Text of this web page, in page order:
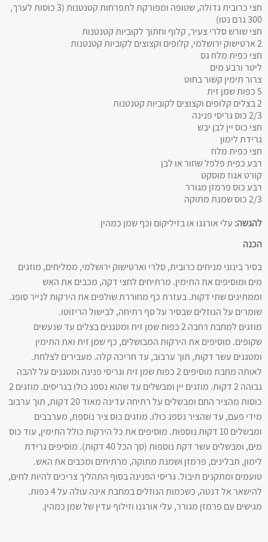
חצי כרובית גדולה, שטופה ומפורקת לתפרחות קטנטנות (3 כוסות לערך,
300 גרם נטו)
חצי שורש סלרי צעיר, קלוף וחתוך לקוביות קטנטנות
2 ארטישוק ירושלמי, קלופים וקצוצים לקוביות קטנטנות
חצי כפית מלח גס
ליטר ורבע מים
צרור תימין קשור בחוט
5 כפות שמן זית
2 בצלים קלופים וקצוצים לקוביות קטנטנות
2/3 כוס גריסי פנינה
חצי כוס יין לבן יבש
גרידת לימון
חצי כפית מלח
רבע כפית פלפל שחור או לבן
קורט אגוז מוסקט
רבע כוס פרמזן מגורר
2/3 כוס שמנת מתוקה
להגשה: עלי אורגנו או בזיליקום וכף שמן כמהין
הכנה
בסיר בינוני מניחים כרובית, סלרי וארטישוק ירושלמי, ממליחים, מוזגים
מים ומוסיפים את התימין. מרתיחים לחצי דקה, מכבים את האש
וממתינים שתי דקות. בעזרת כף מחוררת שולפים את הירקות לנייר סופג.
שומרים על הנוזלים שבסיר על סף רתיחה, לבישול הריזוטו.
מוזגים למחבת רחבה 2 כפות שמן זית ומטגנים בצלים עד שנעשים
שקופים. מוסיפים את הירקות המבושלים, כף שמן זית ואת התימין
ומטגנים עשר דקות, תוך ערבוב, עד חריכה קלה. מעבירים לצלחת.
לאותה מחבת מוסיפים 2 כפות שמן זית וגריסי פנינה ומטגנים על להבה
גבוהה 2 דקות. מוזגים יין ומבשלים עד שהוא נספג כולו בגריסים. מוזגים 2
כוסות מהציר החם ומבשלים על רתיחה עדינה מאוד 20 דקות, תוך ערבוב
מידי פעם, עד שהציר נספג כולו. מוזגים כוס ציר נוספת, מערבבים
ומבשלים 10 דקות נוספות. מוסיפים את כל הירקות כולל התימין, עוד כוס
מים, ומבשלים עשר דקת נוספות (סך הכל 40 דקות). מוסיפים גרידת
לימון, תבלינים, פרמזן ושמנת מתוקה, מרתיחים ומכבים את האש.
טועמים ומתקנים תיבול. גריסי הפנינה בסוף התהליך צריכים להיות לחים,
להישאר אל דנטה, כשכמות הנוזלים במחבת אינה עולה על 4 כפות.
מגישים עם פרמזן מגורר, עלי אורגנו וזילוף עדין של שמן כמהין.